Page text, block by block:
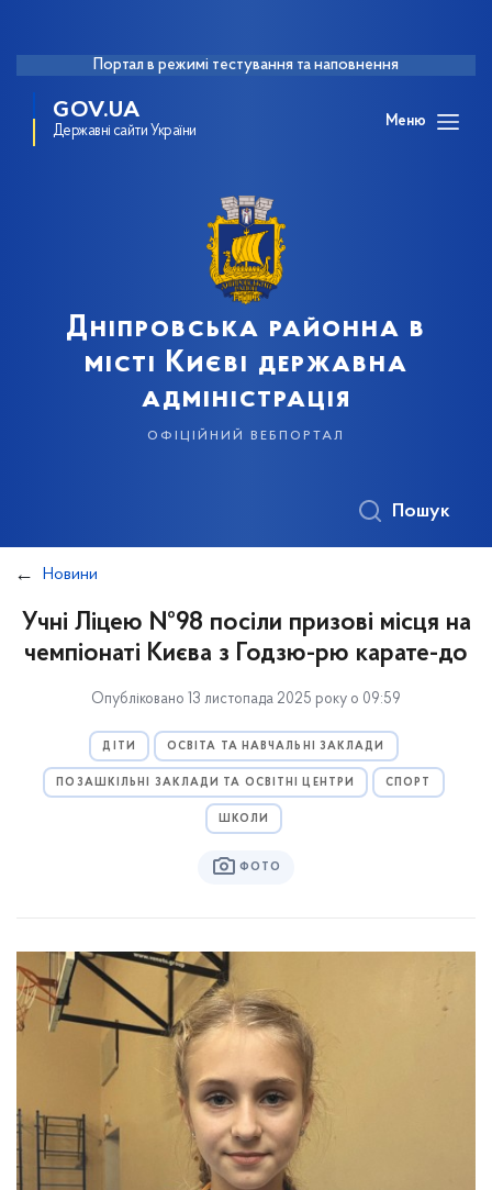
Портал в режимі тестування та наповнення
GOV.UA
Державні сайти України
Меню
Дніпровська районна в
місті Києві державна
адміністрація
офіційний вебпортал
Пошук
Новини
Учні Ліцею №98 посіли призові місця на
чемпіонаті Києва з Годзю-рю карате-до
Опубліковано 13 листопада 2025 року о 09:59
ДІТИ ОСВІТА ТА НАВЧАЛЬНІ ЗАКЛАДИ
ПОЗАШКІЛЬНІ ЗАКЛАДИ ТА ОСВІТНІ ЦЕНТРИ СПОРТ
ШКОЛИ
ФОТО